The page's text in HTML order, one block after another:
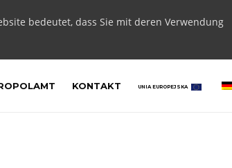
bedeutet, dass Sie mit deren Verwendung
KONTAKT UNIA EUROPEJSKA